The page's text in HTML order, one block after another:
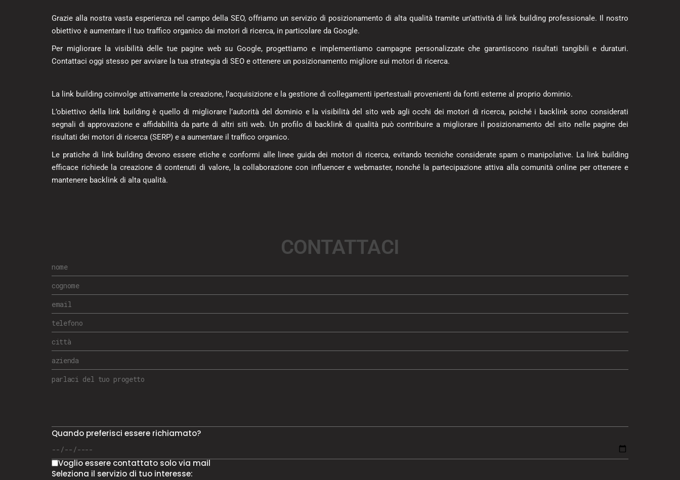
Grazie alla nostra vasta esperienza nel campo della SEO, offriamo un servizio di posizionamento di alta qualità tramite un’attività di link building professionale. Il nostro
obiettivo è aumentare il tuo traffico organico dai motori di ricerca, in particolare da Google.
Per migliorare la visibilità delle tue pagine web su Google, progettiamo e implementiamo campagne personalizzate che garantiscono risultati tangibili e duraturi.
Contattaci oggi stesso per avviare la tua strategia di SEO e ottenere un posizionamento migliore sui motori di ricerca.
La link building coinvolge attivamente la creazione, l’acquisizione e la gestione di collegamenti ipertestuali provenienti da fonti esterne al proprio dominio.
L’obiettivo della link building è quello di migliorare l’autorità del dominio e la visibilità del sito web agli occhi dei motori di ricerca, poiché i backlink sono considerati
segnali di approvazione e affidabilità da parte di altri siti web. Un profilo di backlink di qualità può contribuire a migliorare il posizionamento del sito nelle pagine dei
risultati dei motori di ricerca (SERP) e a aumentare il traffico organico.
Le pratiche di link building devono essere etiche e conformi alle linee guida dei motori di ricerca, evitando tecniche considerate spam o manipolative. La link building
efficace richiede la creazione di contenuti di valore, la collaborazione con influencer e webmaster, nonché la partecipazione attiva alla comunità online per ottenere e
mantenere backlink di alta qualità.
CONTATTACI
Quando preferisci essere richiamato?
Voglio essere contattato solo via mail
Seleziona il servizio di tuo interesse: